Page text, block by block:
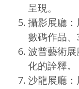
呈現。
攝影展廳
數碼作品、
波普藝術
化的詮釋。
沙龍展廳：